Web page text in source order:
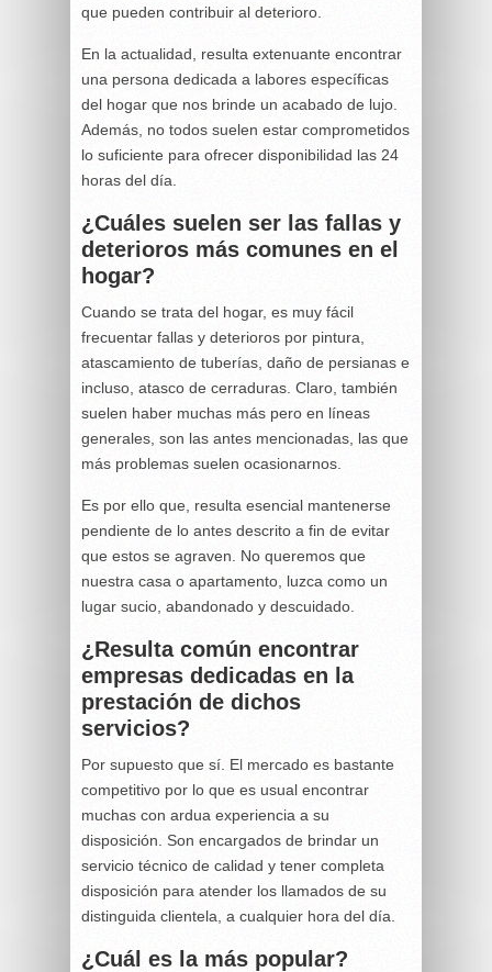
que pueden contribuir al deterioro.
En la actualidad, resulta extenuante encontrar
una persona dedicada a labores específicas
del hogar que nos brinde un acabado de lujo.
Además, no todos suelen estar comprometidos
lo suficiente para ofrecer disponibilidad las 24
horas del día.
¿Cuáles suelen ser las fallas y
deterioros más comunes en el
hogar?
Cuando se trata del hogar, es muy fácil
frecuentar fallas y deterioros por pintura,
atascamiento de tuberías, daño de persianas e
incluso, atasco de cerraduras. Claro, también
suelen haber muchas más pero en líneas
generales, son las antes mencionadas, las que
más problemas suelen ocasionarnos.
Es por ello que, resulta esencial mantenerse
pendiente de lo antes descrito a fin de evitar
que estos se agraven. No queremos que
nuestra casa o apartamento, luzca como un
lugar sucio, abandonado y descuidado.
¿Resulta común encontrar
empresas dedicadas en la
prestación de dichos
servicios?
Por supuesto que sí. El mercado es bastante
competitivo por lo que es usual encontrar
muchas con ardua experiencia a su
disposición. Son encargados de brindar un
servicio técnico de calidad y tener completa
disposición para atender los llamados de su
distinguida clientela, a cualquier hora del día.
¿Cuál es la más popular?